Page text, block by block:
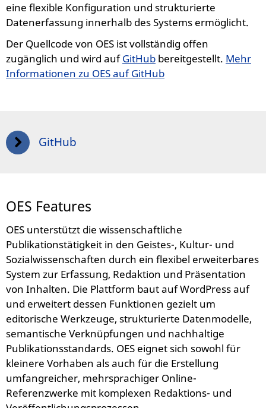
eine flexible Konfiguration und strukturierte
Datenerfassung innerhalb des Systems ermöglicht.
Der Quellcode von OES ist vollständig offen
zugänglich und wird aufGitHub bereitgestellt. Mehr
Informationen zu OES auf GitHub
GitHub
OES Features
OES unterstützt die wissenschaftliche
Publikationstätigkeit in den Geistes-, Kultur- und
Sozialwissenschaften durch ein flexibel erweiterbares
System zur Erfassung, Redaktion und Präsentation
von Inhalten. Die Plattform baut auf WordPress auf
und erweitert dessen Funktionen gezielt um
editorische Werkzeuge, strukturierte Datenmodelle,
semantische Verknüpfungen und nachhaltige
Publikationsstandards. OES eignet sich sowohl für
kleinere Vorhaben als auch für die Erstellung
umfangreicher, mehrsprachiger Online-
Referenzwerke mit komplexen Redaktions- und